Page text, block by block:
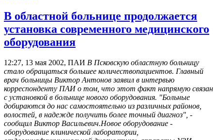
В областной больнице продолжается
установка современного медицинского
оборудования
12:27, 13 мая 2002, ПАИ В Псковскую областную больницу
стало обращаться большее количествопациентов. Главный
врач больницы Виктор Антонов заявил в интервью
корреспонденту ПАИ о том, что этот факт напрямую связан
с установкой в больнице нового оборудования. "Больные
добираются до нас самостоятельно из различных районов,
волостей, в надежде получить более точный диагноз", -
сообщил Виктор Васильевич.Новое оборудование -
оборудование клинической лаборатории,